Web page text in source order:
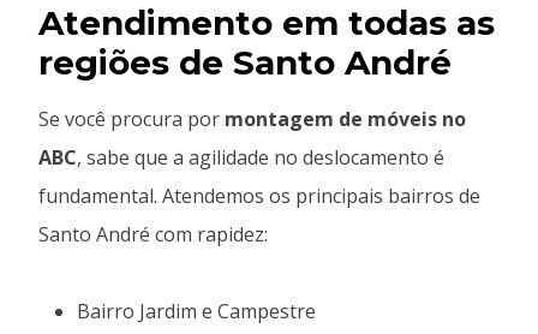
Atendimento em todas as
regiões de Santo André
Se você procura por montagem de móveis no
ABC, sabe que a agilidade no deslocamento é
fundamental. Atendemos os principais bairros de
Santo André com rapidez:
Bairro Jardim e Campestre